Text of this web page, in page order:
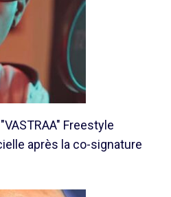
Freestyle
après la co-signature